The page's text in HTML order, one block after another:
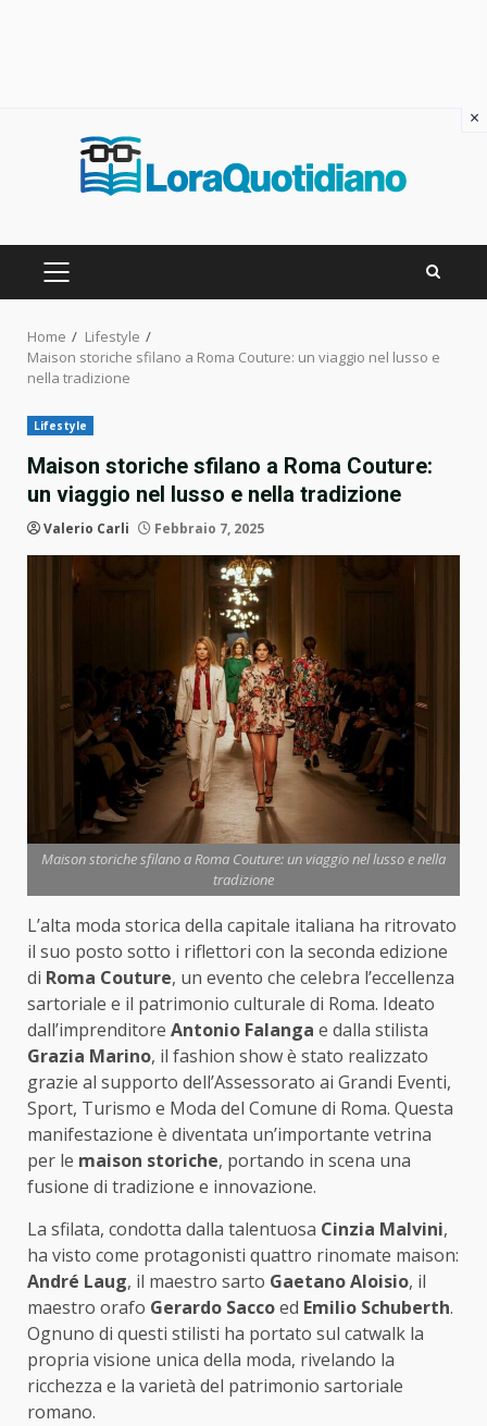
PRIMARY
Home
Lifestyle
Maison storiche sfilano a Roma Couture: un viaggio nel lusso e
nella tradizione
Lifestyle
Maison storiche sfilano a Roma Couture:
un viaggio nel lusso e nella tradizione
Valerio Carli Febbraio 7, 2025
Maison storiche sfilano a Roma Couture: un viaggio nel lusso e nella
tradizione
L’alta moda storica della capitale italiana ha ritrovato
il suo posto sotto i riflettori con la seconda edizione
di Roma Couture, un evento che celebra l’eccellenza
sartoriale e il patrimonio culturale di Roma. Ideato
dall’imprenditore Antonio Falanga e dalla stilista
Grazia Marino, il fashion show è stato realizzato
grazie al supporto dell’Assessorato ai Grandi Eventi,
Sport, Turismo e Moda del Comune di Roma. Questa
manifestazione è diventata un’importante vetrina
per le maison storiche, portando in scena una
fusione di tradizione e innovazione.
La sfilata, condotta dalla talentuosa Cinzia Malvini,
ha visto come protagonisti quattro rinomate maison:
André Laug, il maestro sarto Gaetano Aloisio, il
maestro orafo Gerardo Saccoed Emilio Schuberth.
Ognuno di questi stilisti ha portato sul catwalk la
propria visione unica della moda, rivelando la
ricchezza e la varietà del patrimonio sartoriale
romano.
×